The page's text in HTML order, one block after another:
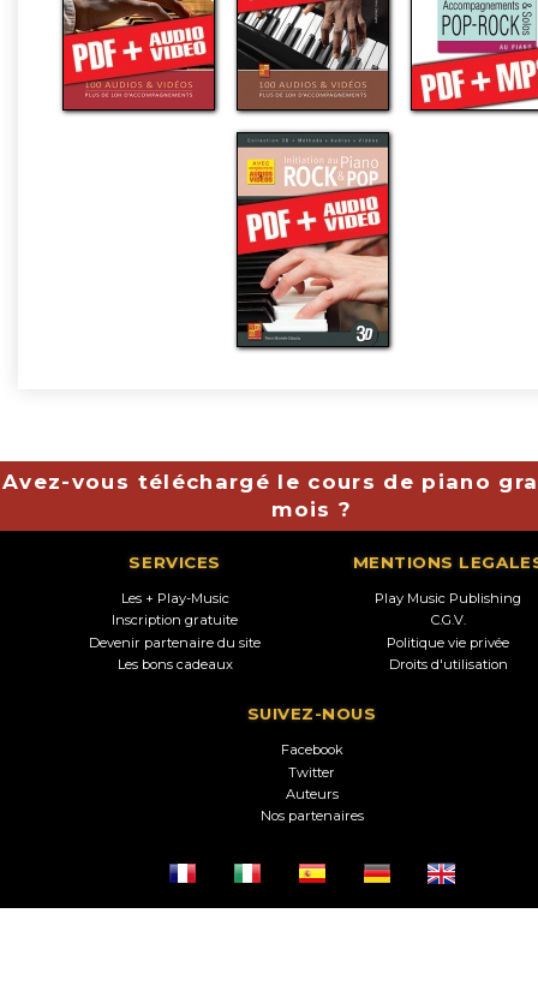
Avez-vous téléchargé le cours de piano
mois ?
SERVICES
Les + Play-Music
Inscription gratuite
Devenir partenaire du site
Les bons cadeaux
MENTIONS
Play Music Publishing
C.G.V.
Politique vie privée
Droits d'utilisation
SUIVEZ-NOUS
Facebook
Twitter
Auteurs
Nos partenaires